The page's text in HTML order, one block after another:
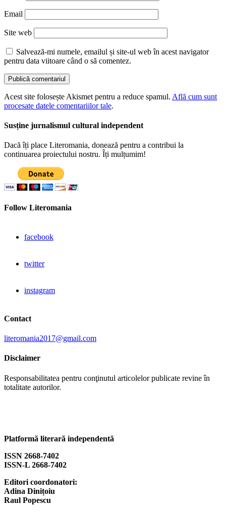
Email
Site web
Salvează-mi numele, emailul și site-ul web în acest navigator
pentru data viitoare când o să comentez.
Acest site folosește Akismet pentru a reduce spamul. Află cum sunt
procesate datele comentariilor tale.
Susține jurnalismul cultural independent
Dacă îți place Literomania, donează pentru a contribui la
continuarea proiectului nostru. Îți mulțumim!
Follow Literomania
facebook
twitter
instagram
Contact
literomania2017@gmail.com
Disclaimer
Responsabilitatea pentru conţinutul articolelor publicate revine în
totalitate autorilor.
Platformă literară independentă
ISSN 2668-7402
ISSN-L 2668-7402
Editori coordonatori:
Adina Dinițoiu
Raul Popescu